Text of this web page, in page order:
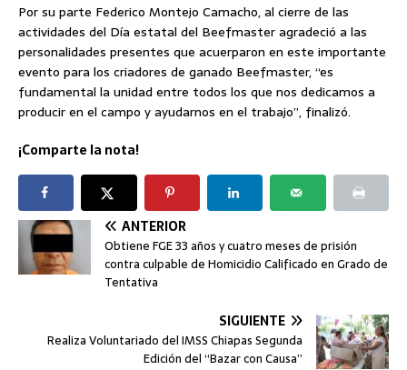
Por su parte Federico Montejo Camacho, al cierre de las
actividades del Día estatal del Beefmaster agradeció a las
personalidades presentes que acuerparon en este importante
evento para los criadores de ganado Beefmaster, “es
fundamental la unidad entre todos los que nos dedicamos a
producir en el campo y ayudarnos en el trabajo”, finalizó.
¡Comparte la nota!
ANTERIOR
Obtiene FGE 33 años y cuatro meses de prisión
contra culpable de Homicidio Calificado en Grado de
Tentativa
SIGUIENTE
Realiza Voluntariado del IMSS Chiapas Segunda
Edición del “Bazar con Causa”